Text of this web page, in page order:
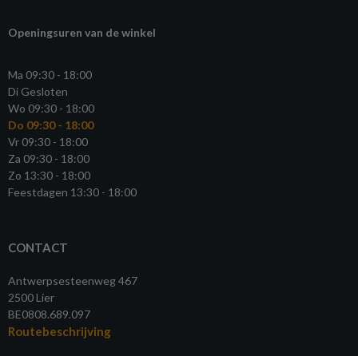
Openingsuren van de winkel
Ma 09:30 - 18:00
Di Gesloten
Wo 09:30 - 18:00
Do 09:30 - 18:00
Vr 09:30 - 18:00
Za 09:30 - 18:00
Zo 13:30 - 18:00
Feestdagen 13:30 - 18:00
CONTACT
Antwerpsesteenweg 467
2500 Lier
BE0808.689.097
Routebeschrijving